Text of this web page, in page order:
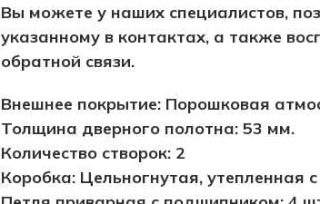
Вы можете у наших специалистов,
указанному в контактах, а также
обратной связи.
Внешнее покрытие: Порошковая
Толщина дверного полотна: 53 мм.
Количество створок: 2
Коробка: Цельногнутая, утепленная